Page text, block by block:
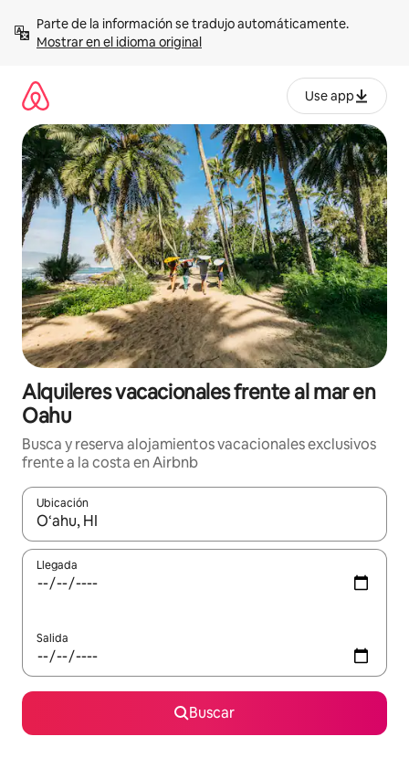
contenidoMostrar en el idioma original
Use app
Alquileres vacacionales frente al mar en
Oahu
Busca y reserva alojamientos vacacionales exclusivos
frente a la costa en Airbnb
Ubicación
Cuando los resultados estén disponibles, navega con las
Llegada
Salida
Buscar